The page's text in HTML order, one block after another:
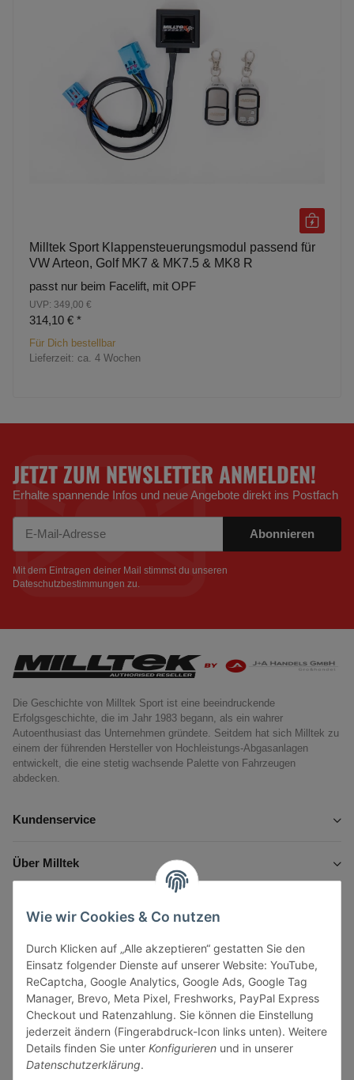
Wie wir Cookies & Co nutzen
Durch Klicken auf „Alle akzeptieren“ gestatten Sie den
Einsatz folgender Dienste auf unserer Website: YouTube,
ReCaptcha, Google Analytics, Google Ads, Google Tag
Manager, Brevo, Meta Pixel, Freshworks, PayPal Express
Checkout und Ratenzahlung. Sie können die Einstellung
jederzeit ändern (Fingerabdruck-Icon links unten). Weitere
Details finden Sie unter Konfigurieren und in unserer
Datenschutzerklärung.
Milltek Sport Klappensteuerungsmodul passend für
VW Arteon, Golf MK7 & MK7.5 & MK8 R
passt nur beim Facelift, mit OPF
UVP: 349,00 €
314,10 € *
Für Dich bestellbar
Lieferzeit: ca. 4 Wochen
JETZT ZUM NEWSLETTER ANMELDEN!
Erhalte spannende Infos und neue Angebote direkt ins Postfach
Abonnieren
Mit dem Eintragen deiner Mail stimmst du unseren
Dateschutzbestimmungen zu.
Die Geschichte von Milltek Sport ist eine beeindruckende
Erfolgsgeschichte, die im Jahr 1983 begann, als ein wahrer
Autoenthusiast das Unternehmen gründete. Seitdem hat sich Milltek zu
einem der führenden Hersteller von Hochleistungs-Abgasanlagen
entwickelt, die eine stetig wachsende Palette von Fahrzeugen
abdecken.
Kundenservice
Über Milltek
Gesetzliche Informationen
Vertrag widerrufen
Sicher bezahlen via: